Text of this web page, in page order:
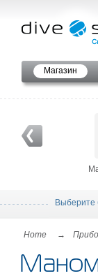
Магазин
Выберите
Home →